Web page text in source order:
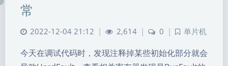
常
2022-12-04 21:12 | 2,614 | 0 | 单片机
今天在调试代码时，发现注释掉某些初始化部分就会